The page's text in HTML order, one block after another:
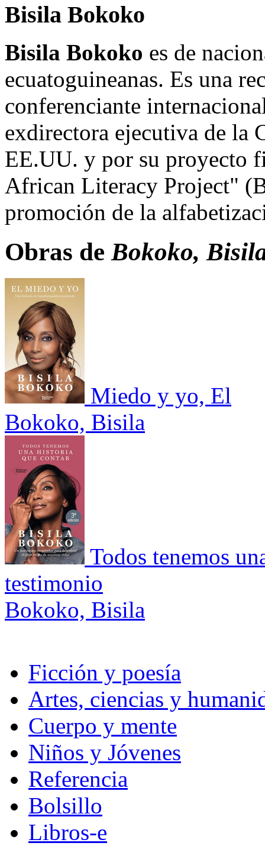
Bisila Bokoko
Bisila Bokoko es de
ecuatoguineanas. Es una
conferenciante
exdirectora ejecutiva de la
EE.UU. y por su proyecto
African Literacy Project"
promoción de la
Obras deBokoko,
Miedo y yo, El
Bokoko, Bisila
Todos tenemos
testimonio
Bokoko, Bisila
Ficción y poesía
Artes, ciencias y
Cuerpo y mente
Niños y Jóvenes
Referencia
Bolsillo
Libros-e